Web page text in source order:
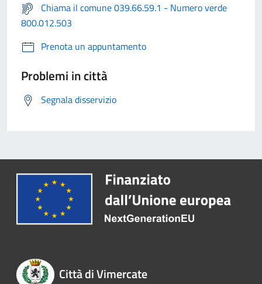
Chiama il comune 039.66.59.1 - Numero verde
800.012.503
Prenota un appuntamento
Problemi in città
Segnala disservizio
Città di Vimercate